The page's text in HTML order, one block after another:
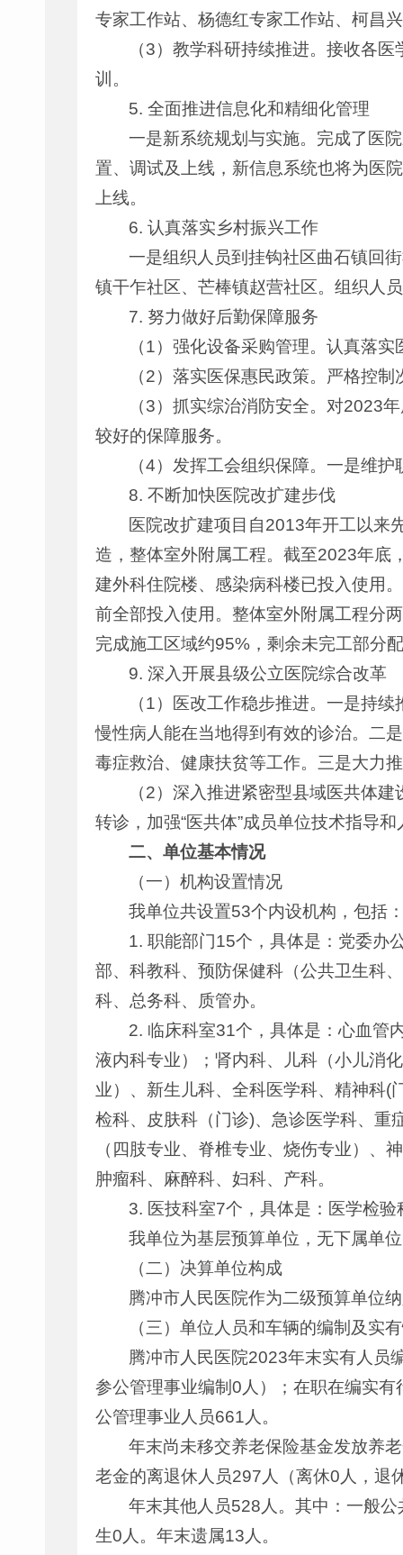
专家工作站、杨德红专家工作站、柯昌
（3）教学科研持续推进。接收各
训。
5. 全面推进信息化和精细化管理
一是新系统规划与实施。完成了医
置、调试及上线，新信息系统也将为医
上线。
6. 认真落实乡村振兴工作
一是组织人员到挂钩社区曲石镇回
镇干乍社区、芒棒镇赵营社区。组织人
7. 努力做好后勤保障服务
（1）强化设备采购管理。认真落
（2）落实医保惠民政策。严格控
（3）抓实综治消防安全。对2023
较好的保障服务。
（4）发挥工会组织保障。一是维
8. 不断加快医院改扩建步伐
医院改扩建项目自2013年开工以来
造，整体室外附属工程。截至2023年底
建外科住院楼、感染病科楼已投入使用
前全部投入使用。整体室外附属工程分
完成施工区域约95%，剩余未完工部分
9. 深入开展县级公立医院综合改革
（1）医改工作稳步推进。一是持
慢性病人能在当地得到有效的诊治。二
毒症救治、健康扶贫等工作。三是大力
（2）深入推进紧密型县域医共体
转诊，加强“医共体”成员单位技术指导
二、单位基本情况
（一）机构设置情况
我单位共设置53个内设机构，包括
1. 职能部门15个，具体是：党委办
部、科教科、预防保健科（公共卫生科
科、总务科、质管办。
2. 临床科室31个，具体是：心血管
液内科专业）；肾内科、儿科（小儿消
业）、新生儿科、全科医学科、精神科(
检科、皮肤科（门诊)、急诊医学科、重
（四肢专业、脊椎专业、烧伤专业）、
肿瘤科、麻醉科、妇科、产科。
3. 医技科室7个，具体是：医学检
我单位为基层预算单位，无下属单
（二）决算单位构成
腾冲市人民医院作为二级预算单位
（三）单位人员和车辆的编制及实
腾冲市人民医院2023年末实有人员
参公管理事业编制0人）；在职在编实
公管理事业人员661人。
年末尚未移交养老保险基金发放养
老金的离退休人员297人（离休0人，退
年末其他人员528人。其中：一般
生0人。年末遗属13人。